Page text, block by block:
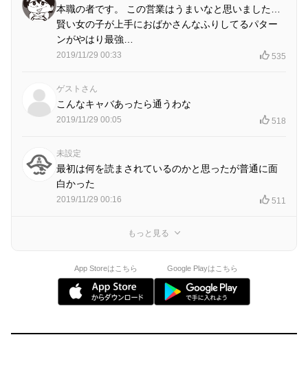
本職の者です。 この営業はうまいなと思いました…
賢い女の子が上手におばかさんなふりしてるパター
ンがやはり最強…
2019/11/29 00:33 535
ゲストさん
こんなキャバあったら通うわな
2019/11/29 00:05 518
未設定
最初は何を読まされているのかと思ったが普通に面
白かった
2019/11/29 00:16 511
もっと見る
App Storeはこちら Google Playはこちら